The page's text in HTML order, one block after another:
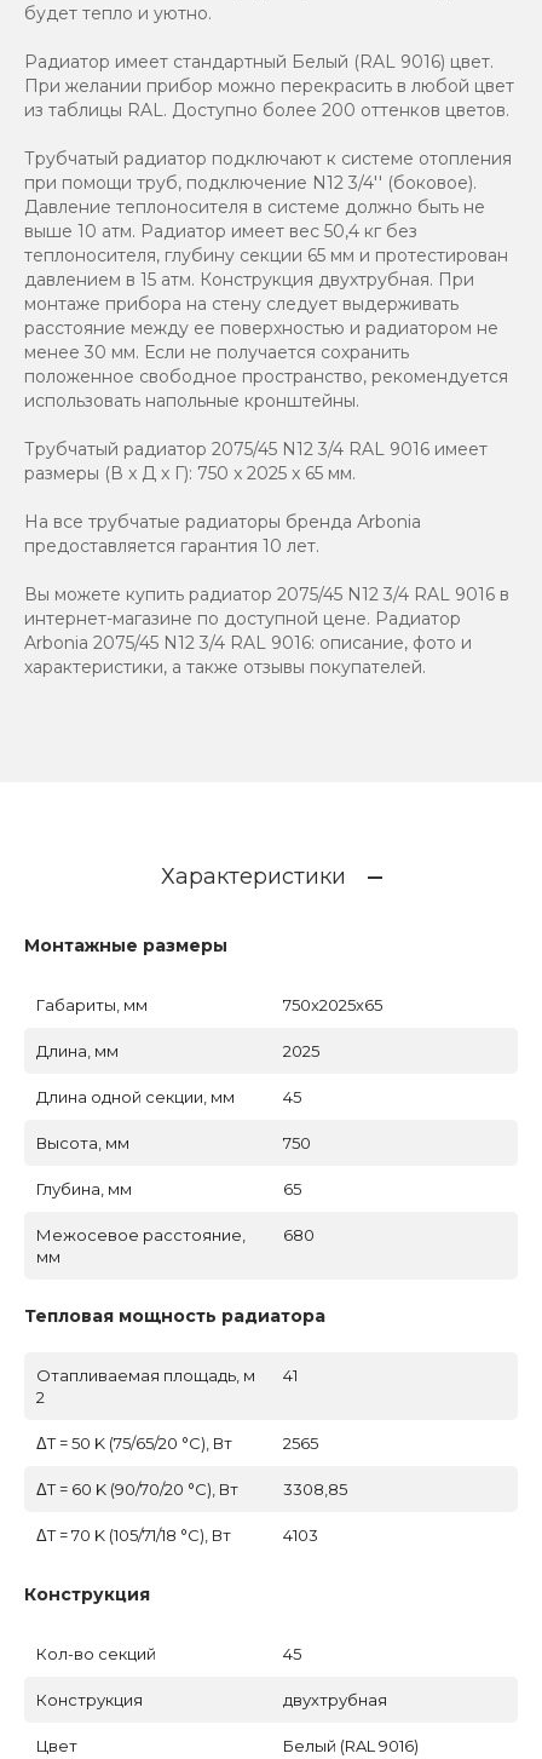
будет тепло и уютно.
Радиатор имеет стандартный Белый (RAL 9016) цвет.
При желании прибор можно перекрасить в любой цвет
из таблицы RAL. Доступно более 200 оттенков цветов.
Трубчатый радиатор подключают к системе отопления
при помощи труб, подключение N12 3/4'' (боковое).
Давление теплоносителя в системе должно быть не
выше 10 атм. Радиатор имеет вес 50,4 кг без
теплоносителя, глубину секции 65 мм и протестирован
давлением в 15 атм. Конструкция двухтрубная. При
монтаже прибора на стену следует выдерживать
расстояние между ее поверхностью и радиатором не
менее 30 мм. Если не получается сохранить
положенное свободное пространство, рекомендуется
использовать напольные кронштейны.
Трубчатый радиатор 2075/45 N12 3/4 RAL 9016 имеет
размеры (В x Д x Г): 750 x 2025 x 65 мм.
На все трубчатые радиаторы бренда Аrbonia
предоставляется гарантия 10 лет.
Вы можете купить радиатор 2075/45 N12 3/4 RAL 9016 в
интернет-магазине по доступной цене. Радиатор
Arbonia 2075/45 N12 3/4 RAL 9016: описание, фото и
характеристики, а также отзывы покупателей.
Характеристики
Монтажные размеры
Габариты, мм 750x2025x65
Длина, мм 2025
Длина одной секции, мм 45
Высота, мм 750
Глубина, мм 65
Межосевое расстояние,
мм
680
Тепловая мощность радиатора
Отапливаемая площадь, м
2
41
ΔT = 50 K (75/65/20 °C), Вт 2565
ΔT = 60 K (90/70/20 °C), Вт 3308,85
ΔT = 70 K (105/71/18 °C), Вт 4103
Конструкция
Кол-во секций 45
Конструкция двухтрубная
Цвет Белый (RAL 9016)